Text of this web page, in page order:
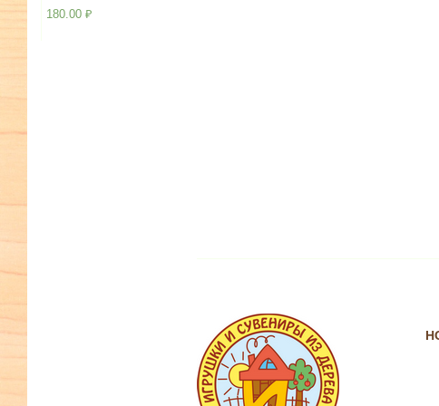
180.00 ₽